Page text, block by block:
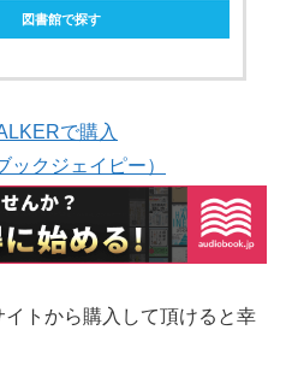
図書館で探す
で購入
クジェイピー）
イトから購入して頂けると幸